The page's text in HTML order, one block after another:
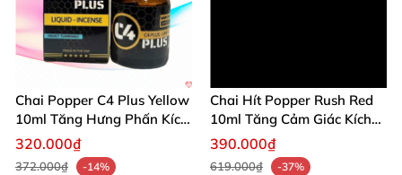
Chai Popper C4 Plus Yellow
10ml Tăng Hưng Phấn Kích
Thích Mạnh
320.000₫
372.000₫ -14%
Chai Hít Popper Rush Red
10ml Tăng Cảm Giác Kích
Thích Mạnh
390.000₫
619.000₫ -37%